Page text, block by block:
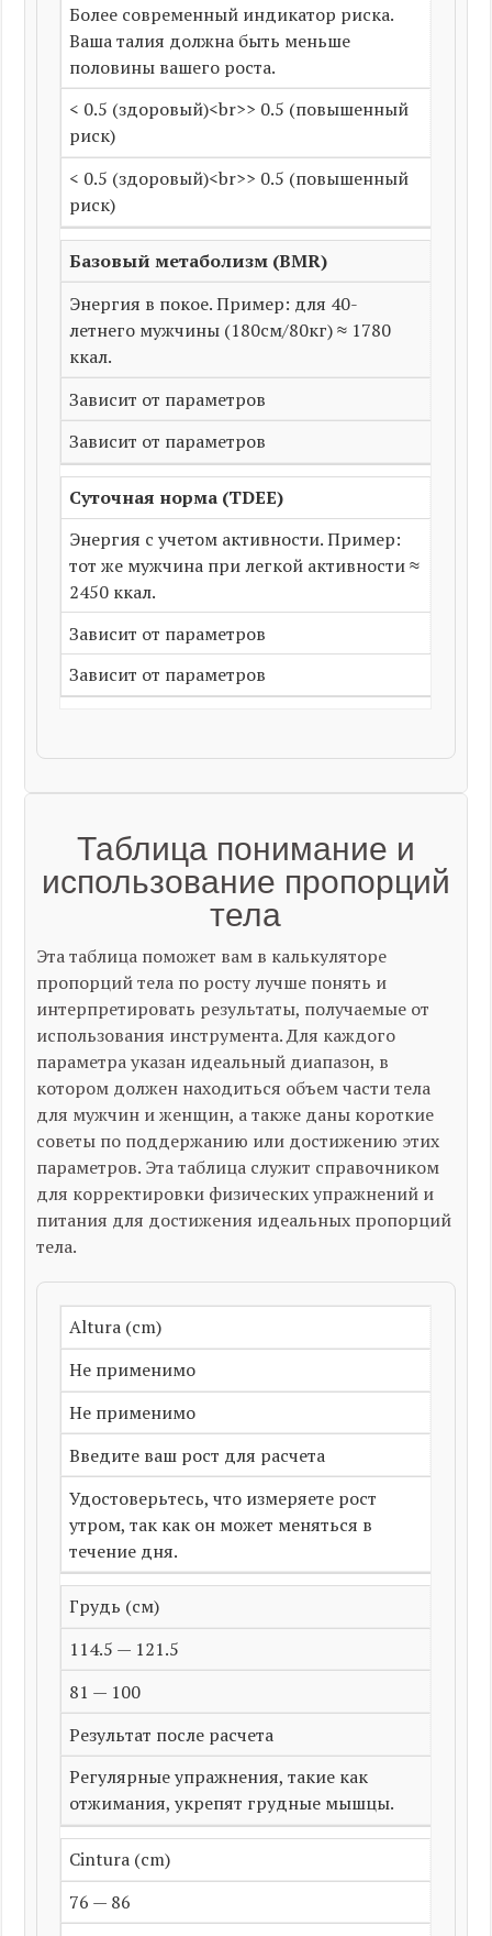
Более современный индикатор риска.
Ваша талия должна быть меньше
половины вашего роста.
< 0.5 (здоровый)<br>> 0.5 (повышенный
риск)
< 0.5 (здоровый)<br>> 0.5 (повышенный
риск)
Базовый метаболизм (BMR)
Энергия в покое. Пример: для 40-
летнего мужчины (180см/80кг) ≈ 1780
ккал.
Зависит от параметров
Зависит от параметров
Суточная норма (TDEE)
Энергия с учетом активности. Пример:
тот же мужчина при легкой активности ≈
2450 ккал.
Зависит от параметров
Зависит от параметров
Таблица понимание и
использование пропорций
тела
Эта таблица поможет вам в калькуляторе
пропорций тела по росту лучше понять и
интерпретировать результаты, получаемые от
использования инструмента. Для каждого
параметра указан идеальный диапазон, в
котором должен находиться объем части тела
для мужчин и женщин, а также даны короткие
советы по поддержанию или достижению этих
параметров. Эта таблица служит справочником
для корректировки физических упражнений и
питания для достижения идеальных пропорций
тела.
Altura (cm)
Не применимо
Не применимо
Введите ваш рост для расчета
Удостоверьтесь, что измеряете рост
утром, так как он может меняться в
течение дня.
Грудь (см)
114.5 — 121.5
81 — 100
Результат после расчета
Регулярные упражнения, такие как
отжимания, укрепят грудные мышцы.
Cintura (cm)
76 — 86